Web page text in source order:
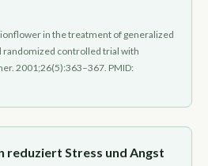
in the treatment of generalized
randomized controlled trial with
2001;26(5):363–367. PMID:
reduziert Stress und Angst